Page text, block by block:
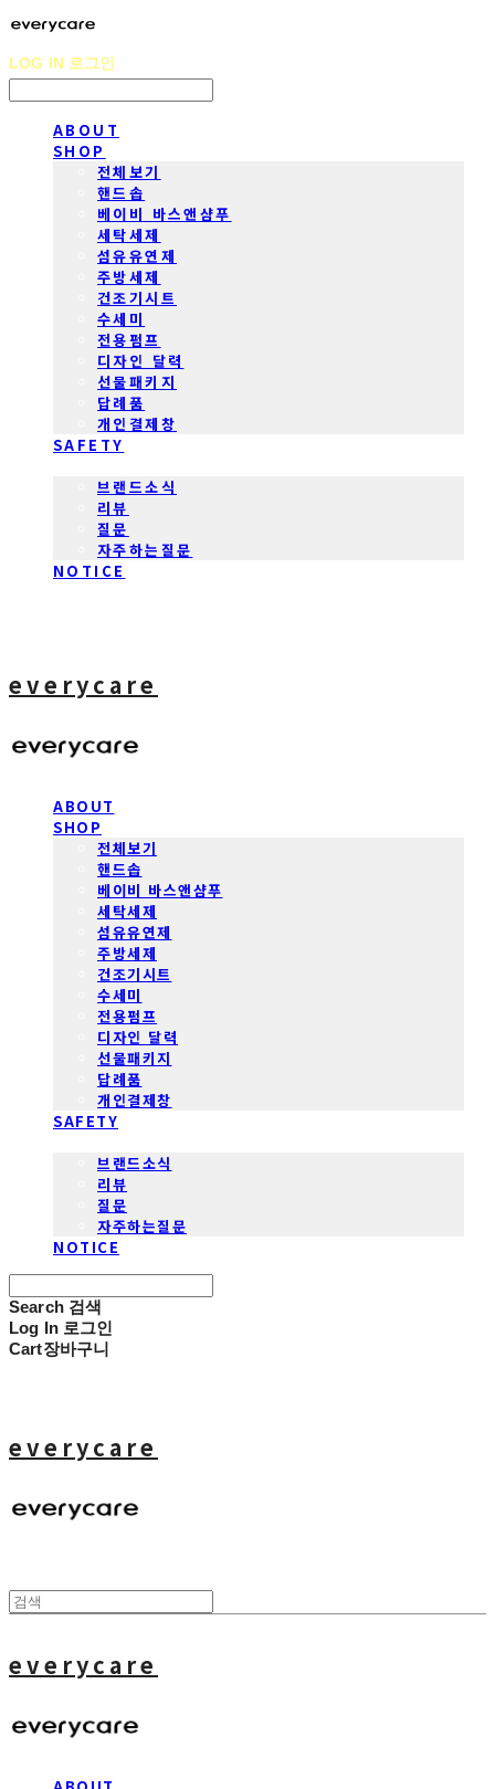
LOG IN 로그인
ABOUT
SHOP
전체보기
핸드솝
베이비 바스앤샴푸
세탁세제
섬유유연제
주방세제
건조기시트
수세미
전용펌프
디자인 달력
선물패키지
답례품
개인결제창
SAFETY
브랜드소식
리뷰
질문
자주하는질문
NOTICE
everycare
ABOUT
SHOP
전체보기
핸드솝
베이비 바스앤샴푸
세탁세제
섬유유연제
주방세제
건조기시트
수세미
전용펌프
디자인 달력
선물패키지
답례품
개인결제창
SAFETY
브랜드소식
리뷰
질문
자주하는질문
NOTICE
Search 검색
Log In 로그인
Cart장바구니
everycare
everycare